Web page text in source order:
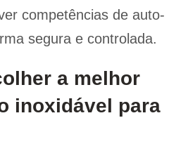
competências de auto-
segura e controlada.
a melhor
inoxidável para